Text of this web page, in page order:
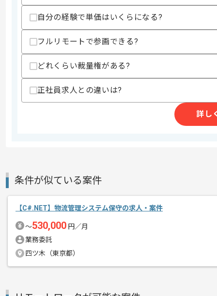
・基本設計以降一貫した開発工程の実務
上記に似た経験やスキルをお持ちであれば申
精算・お支払い
精算条件
有
精算基準時間
作業開始日
エージェントからのコ
メント
自分の経験で単価はいくらになる?
フルリモートで参画できる?
どれくらい裁量権がある?
正社員求人との違いは?
詳し
条件が似ている案件
【C#.NET】物流管理システム保守の求人・案件
〜530,000 円／月
業務委託
四ツ木（東京都）